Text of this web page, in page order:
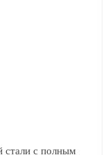
стали с полным